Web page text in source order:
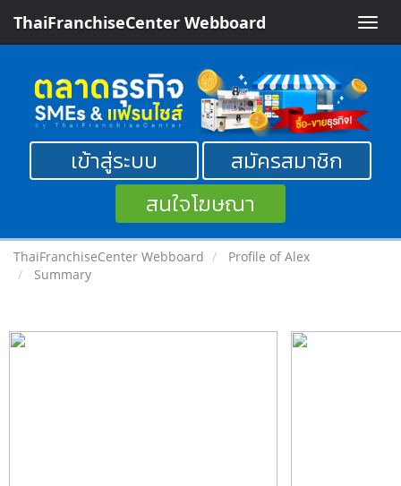
Toggle
ThaiFranchiseCenter Webboard
เข้าสู่ระบบ
สมัครสมาชิก
สนใจโฆษณา
ThaiFranchiseCenter Webboard
Profile of Alex
Summary